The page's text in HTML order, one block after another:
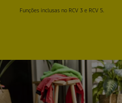
Funções inclusas no RCV 3 e RCV 5.